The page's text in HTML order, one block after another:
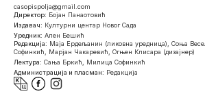
casopispolja@gmail.com
Директор: Бојан Панаотовић
Издавач: Културни центар Новог Сада
Уредник: Ален Бешић
Редакција: Маја Ердељанин (ликовна уредница), Соња
Софинкић, Марјан Чакаревић, Огњен Клисара (дизајнер)
Лектура: Сања Бркић, Милица Софинкић
Администрација и пласман: Редакција